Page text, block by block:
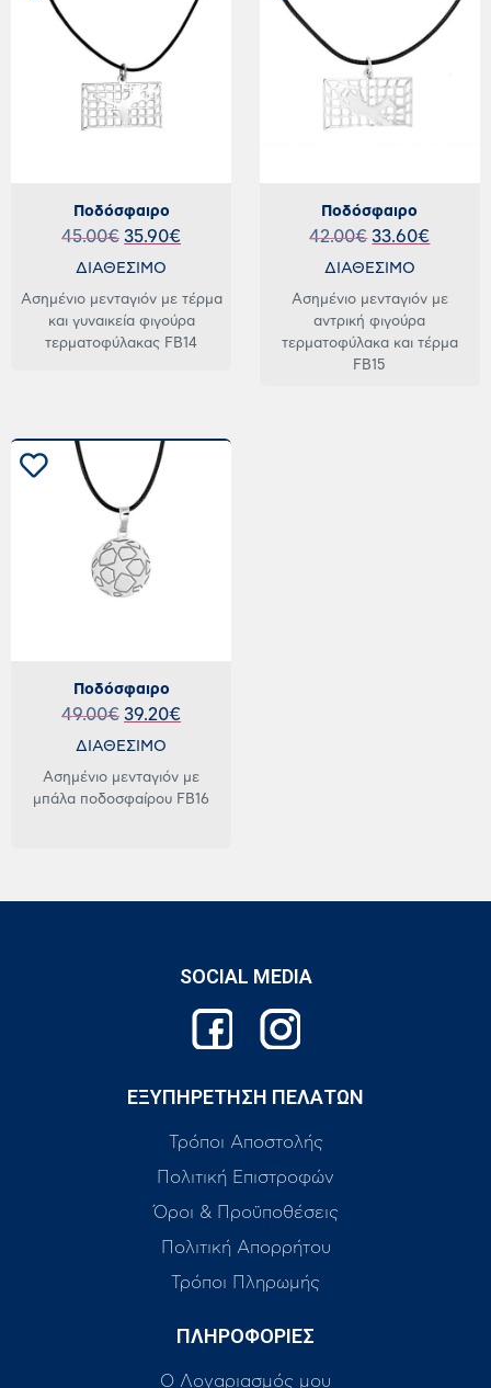
Ποδόσφαιρο
45.00€ 35.90€
ΔΙΑΘΕΣΙΜΟ
Ασημένιο μενταγιόν με τέρμα
και γυναικεία φιγούρα
τερματοφύλακας FB14
Ποδόσφαιρο
42.00€ 33.60€
ΔΙΑΘΕΣΙΜΟ
Ασημένιο μενταγιόν με
αντρική φιγούρα
τερματοφύλακα και τέρμα
FB15
Ποδόσφαιρο
49.00€ 39.20€
ΔΙΑΘΕΣΙΜΟ
Ασημένιο μενταγιόν με
μπάλα ποδοσφαίρου FB16
SOCIAL MEDIA
ΕΞΥΠΗΡΕΤΗΣΗ ΠΕΛΑΤΩΝ
Τρόποι Αποστολής
Πολιτική Επιστροφών
Όροι & Προϋποθέσεις
Πολιτική Απορρήτου
Τρόποι Πληρωμής
ΠΛΗΡΟΦΟΡΙΕΣ
Ο Λογαριασμός μου